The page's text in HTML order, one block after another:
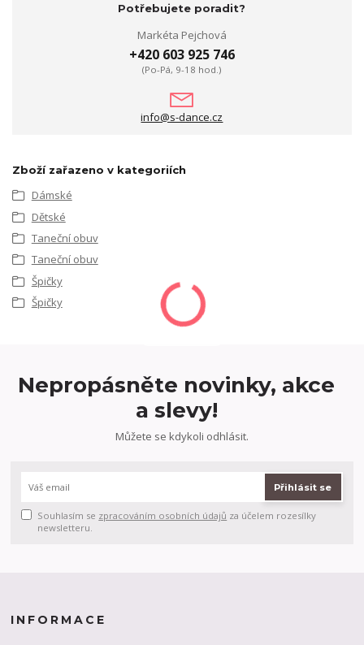
Potřebujete poradit?
Markéta Pejchová
+420 603 925 746
(Po-Pá, 9-18 hod.)
info@s-dance.cz
Zboží zařazeno v kategoriích
Dámské
Dětské
Taneční obuv
Taneční obuv
Špičky
Špičky
Nepropásněte novinky, akce
a slevy!
Můžete se kdykoli odhlásit.
Přihlásit se
Souhlasím se zpracováním osobních údajů za účelem rozesílky
newsletteru.
INFORMACE